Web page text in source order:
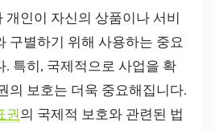
개인이 자신의 상품이나 서비
구별하기 위해 사용하는 중요
. 특히, 국제적으로 사업을 확
의 보호는 더욱 중요해집니다.
권의 국제적 보호와 관련된 법